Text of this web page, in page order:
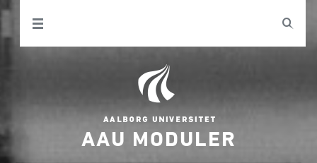
AAU MODULER